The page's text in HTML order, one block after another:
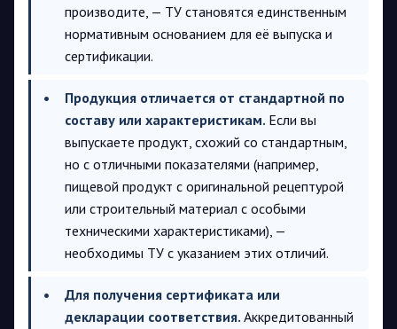
производите, — ТУ становятся единственным
нормативным основанием для её выпуска и
сертификации.
Продукция отличается от стандартной по
составу или характеристикам. Если вы
выпускаете продукт, схожий со стандартным,
но с отличными показателями (например,
пищевой продукт с оригинальной рецептурой
или строительный материал с особыми
техническими характеристиками), —
необходимы ТУ с указанием этих отличий.
Для получения сертификата или
декларации соответствия. Аккредитованный